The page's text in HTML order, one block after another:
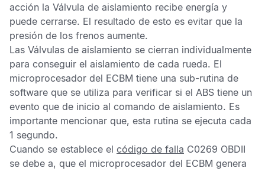
acción la Válvula de aislamiento recibe energía y
puede cerrarse. El resultado de esto es evitar que la
presión de los frenos aumente.
Las Válvulas de aislamiento se cierran individualmente
para conseguir el aislamiento de cada rueda. El
microprocesador del ECBM tiene una sub-rutina de
software que se utiliza para verificar si el ABS tiene un
evento que de inicio al comando de aislamiento. Es
importante mencionar que, esta rutina se ejecuta cada
1 segundo.
Cuando se establece el código de falla C0269 OBDII
se debe a, que el microprocesador del ECBM genera